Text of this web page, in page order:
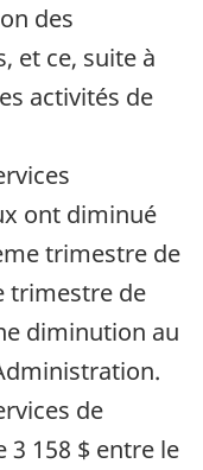
des
et ce, suite à
activités de
ont diminué
trimestre de
trimestre de
diminution au
de
158 $ entre le